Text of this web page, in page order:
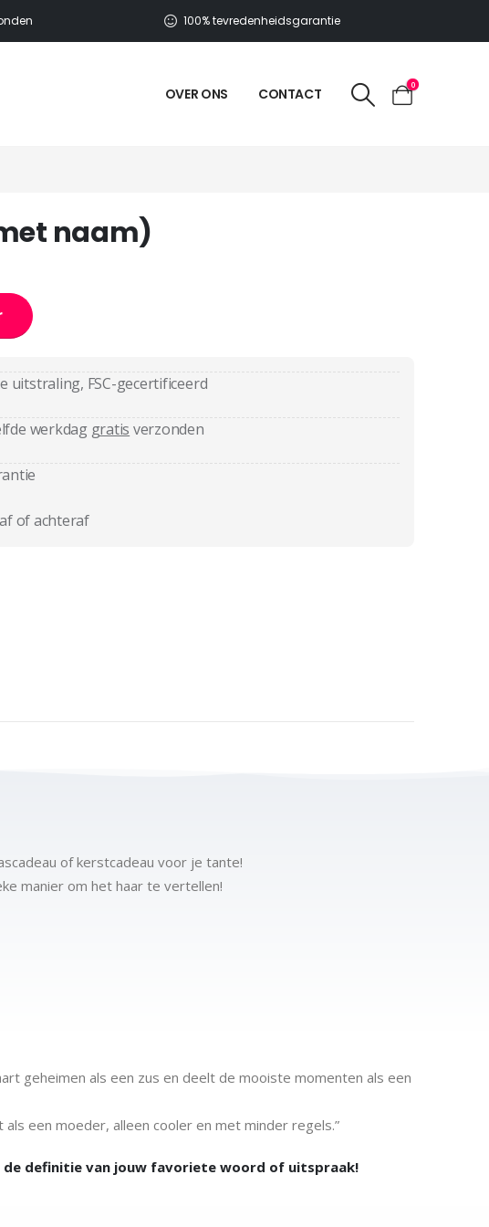
100% tevredenheidsgarantie
OVER ONS CONTACT
0
naam)
uitstraling, FSC-gecertificeerd
werkdag gratis verzonden
of achteraf
of kerstcadeau voor je tante!
manier om het haar te vertellen!
geheimen als een zus en deelt de mooiste momenten als een
een moeder, alleen cooler en met minder regels.”
definitie van jouw favoriete woord of uitspraak!